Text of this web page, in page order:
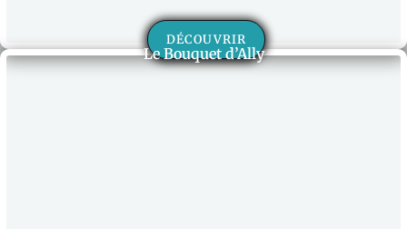
DÉCOUVRIR
Le Bouquet d’Ally